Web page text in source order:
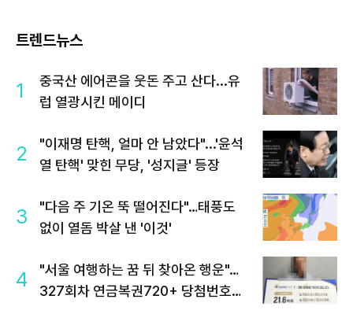
트렌드뉴스
1
중국산 에어콘을 웃돈 주고 산다...유
럽 열광시킨 메이디
2
"이재명 탄핵, 얼마 안 남았다"...'윤석
열 탄핵' 맞힌 무당, '성지글' 등장
3
"다음 주 기온 뚝 떨어진다"…태풍도
없이 열돔 박살 낸 '이것'
4
"서울 여행하는 꿈 뒤 찾아온 행운"…
327회차 연금복권720+ 당첨번호조